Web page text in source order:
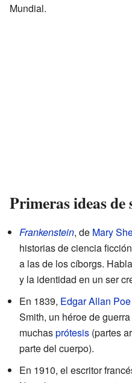
Mundial.
Primeras ideas de
Frankenstein, de Mary
historias de ciencia
a las de los cíborgs.
y la identidad en un ser
En 1839, Edgar Allan Poe
Smith, un héroe de
muchasprótesis (partes
parte del cuerpo).
En 1910, el escritor